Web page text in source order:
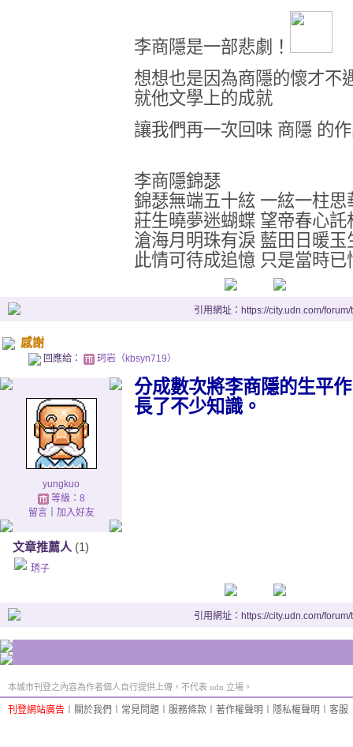
李商隱是一部悲劇！
想想也是因為商隱的懷才不
就他文學上的成就
讓我們再一次回味 商隱 的
李商隱錦瑟
錦瑟無端五十絃 一絃一柱思
莊生曉夢迷蝴蝶 望帝春心託
滄海月明珠有淚 藍田日暖玉
此情可待成追憶 只是當時已
引用網址：https://city.udn.com/
感謝
回應給： 珂岩（kbsyn719）
yungkuo
等級：8
留言｜ 加入好友
文章推薦人 (1)
琇子
分成數次將李商隱的生平
長了不少知識。
引用網址：https://city.udn.com/
本城市刊登之內容為作者個人自行提供上傳，不代表 udn 立場。
刊登網站廣告 關於我們 常見問題 服務條款 著作權聲明 隱私權聲明 客服